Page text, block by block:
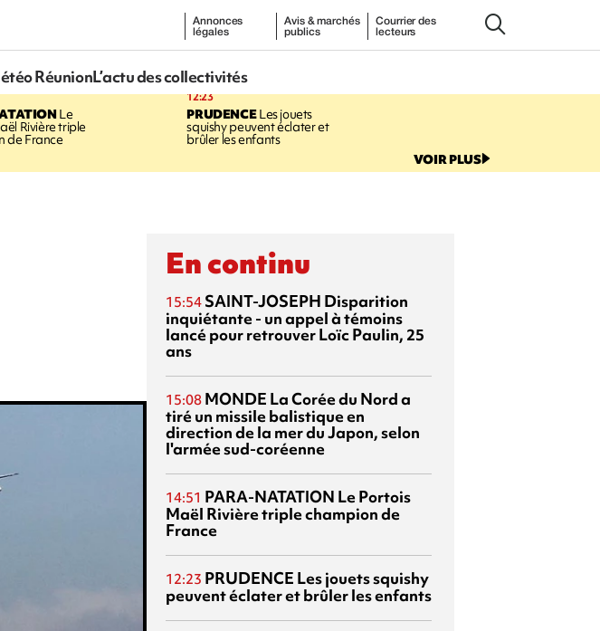
Annonces
légales
Avis & marchés
publics
Courrier des
lecteurs
RéunionL’actu des collectivités
Le
Rivière triple
de France
12:23
PRUDENCELes jouets
squishy peuvent éclater et
brûler les enfants
VOIR PLUS
En continu
15:54 SAINT-JOSEPH Disparition
inquiétante - un appel à témoins
lancé pour retrouver Loïc Paulin, 25
ans
15:08 MONDE La Corée du Nord a
tiré un missile balistique en
direction de la mer du Japon, selon
l'armée sud-coréenne
14:51 PARA-NATATION Le Portois
Maël Rivière triple champion de
France
12:23 PRUDENCE Les jouets squishy
peuvent éclater et brûler les enfants